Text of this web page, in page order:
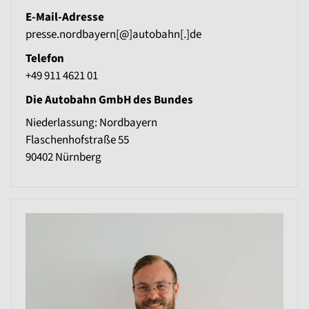
E-Mail-Adresse
presse.nordbayern[@]autobahn[.]de
Telefon
+49 911 4621 01
Die Autobahn GmbH des Bundes
Niederlassung: Nordbayern
Flaschenhofstraße 55
90402Nürnberg